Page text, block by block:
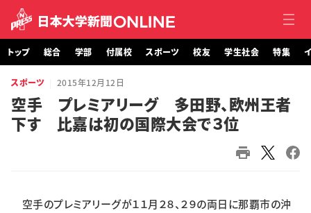
トップ
総合
トップ 総合 学部 付属校 スポーツ 校友 学生社会 特集
スポーツ 2015年12月12日
空手 プレミアリーグ 多田野、欧州王者
下す 比嘉は初の国際大会で３位
空手のプレミアリーグが１１月２８、２９の両日に那覇市の沖